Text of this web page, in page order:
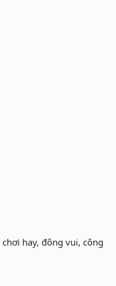
hay, đông vui, công